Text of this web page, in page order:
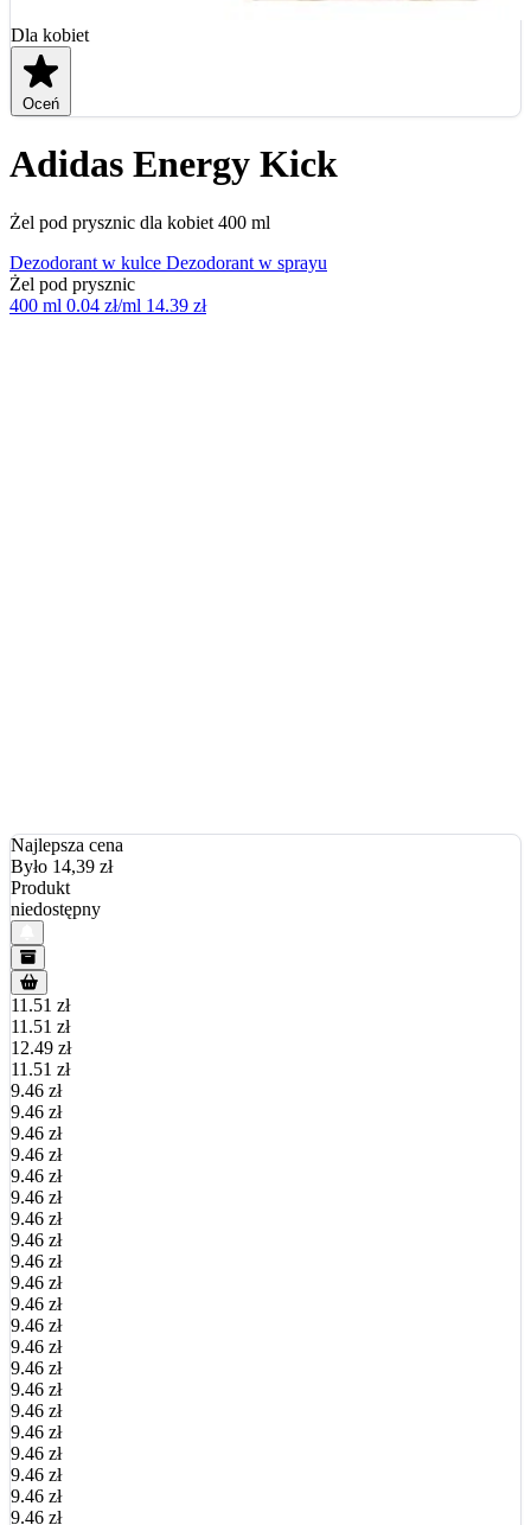
Dla kobiet
Oceń
Adidas Energy Kick
Żel pod prysznic dla kobiet 400 ml
Dezodorant w kulce Dezodorant w sprayu
Żel pod prysznic
400 ml 0.04 zł/ml 14.39 zł
Najlepsza cena
Było 14,39 zł
Produkt
niedostępny
11.51 zł
11.51 zł
12.49 zł
11.51 zł
9.46 zł
9.46 zł
9.46 zł
9.46 zł
9.46 zł
9.46 zł
9.46 zł
9.46 zł
9.46 zł
9.46 zł
9.46 zł
9.46 zł
9.46 zł
9.46 zł
9.46 zł
9.46 zł
9.46 zł
9.46 zł
9.46 zł
9.46 zł
9.46 zł